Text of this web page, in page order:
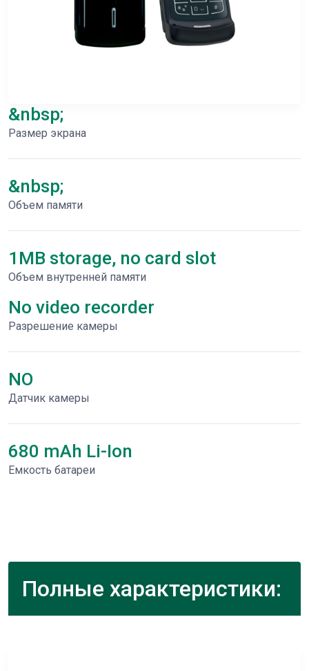
&nbsp;
Размер экрана
&nbsp;
Объем памяти
1MB storage, no card slot
Объем внутренней памяти
No video recorder
Разрешение камеры
NO
Датчик камеры
680 mAh Li-Ion
Емкость батареи
Полные характеристики: